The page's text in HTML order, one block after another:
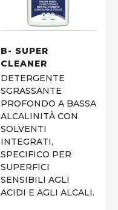
B- SUPER
CLEANER
DETERGENTE
SGRASSANTE
PROFONDO A BASSA
ALCALINITÀ CON
SOLVENTI
INTEGRATI,
SPECIFICO PER
SUPERFICI
SENSIBILI AGLI
ACIDI E AGLI ALCALI.